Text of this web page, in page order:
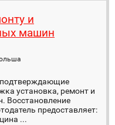
и
машин
установка, ремонт и
Восстановление
предоставляет:
...